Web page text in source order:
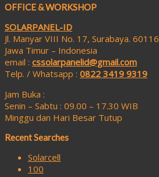
OFFICE & WORKSHOP
SOLARPANEL-ID
Jl. Manyar VIII No. 17, Surabaya. 60116
Jawa Timur – Indonesia
email : cssolarpanelid@gmail.com
Telp. / Whatsapp : 0822 3419 9319
Jam Buka :
Senin – Sabtu : 09.00 – 17.30 WIB
Minggu dan Hari Besar Tutup
Recent Searches
Solarcell
100